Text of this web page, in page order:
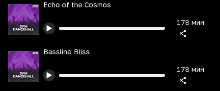
Echo of the Cosmos
178 мин
Bassline Bliss
178 мин